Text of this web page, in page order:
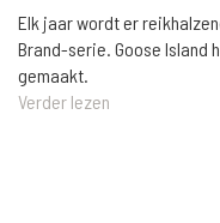
Elk jaar wordt er
Brand-serie. Goose Island
gemaakt.
Verder lezen